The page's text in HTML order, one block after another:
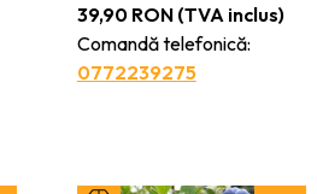
39,90 RON(TVA inclus)
Comandă telefonică:
0772239275